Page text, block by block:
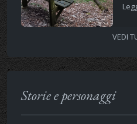
VEDI
Storie e personaggi